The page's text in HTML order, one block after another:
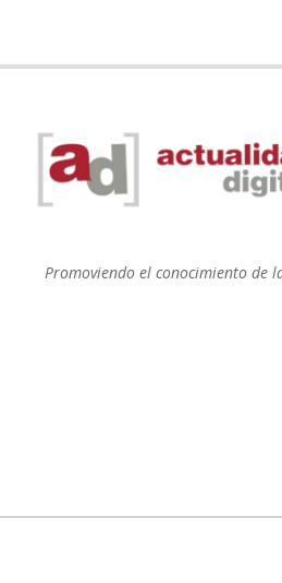
Promoviendo el conocimiento de